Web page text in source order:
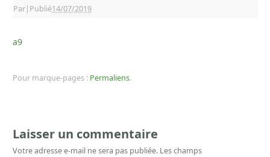
Par| Publié14/07/2019
a9
Pour marque-pages : Permaliens.
Laisser un commentaire
Votre adresse e-mail ne sera pas publiée. Les champs